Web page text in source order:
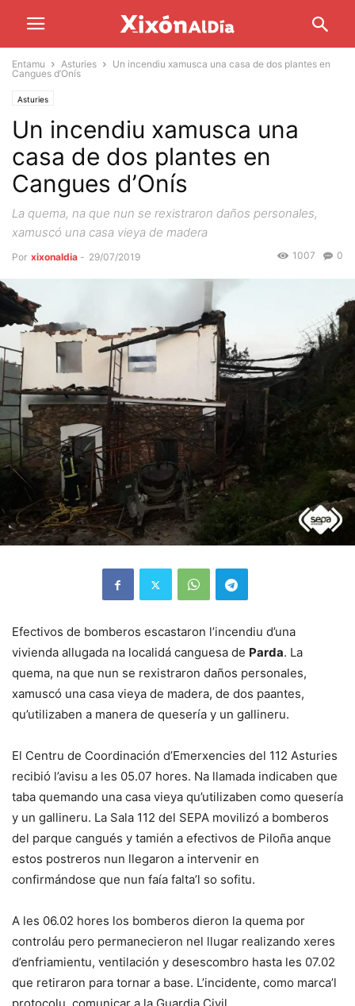
Entamu Asturies
Un incendiu xamusca una casa de dos plantes en
Cangues d’Onís
Asturies
Un incendiu xamusca una
casa de dos plantes en
Cangues d’Onís
La quema, na que nun se rexistraron daños personales,
xamuscó una casa vieya de madera
Por xixonaldia - 29/07/2019 0
1007
Efectivos de bomberos escastaron l’incendiu d’una
vivienda allugada na localidá canguesa de Parda. La
quema, na que nun se rexistraron daños personales,
xamuscó una casa vieya de madera, de dos paantes,
qu’utilizaben a manera de quesería y un gallineru.
El Centru de Coordinación d’Emerxencies del 112 Asturies
recibió l’avisu a les 05.07 hores. Na llamada indicaben que
taba quemando una casa vieya qu’utilizaben como quesería
y un gallineru. La Sala 112 del SEPA movilizó a bomberos
del parque cangués y tamién a efectivos de Piloña anque
estos postreros nun llegaron a intervenir en
confirmándose que nun faía falta’l so sofitu.
A les 06.02 hores los bomberos dieron la quema por
controláu pero permanecieron nel llugar realizando xeres
d’enfriamientu, ventilación y desescombro hasta les 07.02
que retiraron para tornar a base. L’incidente, como marca’l